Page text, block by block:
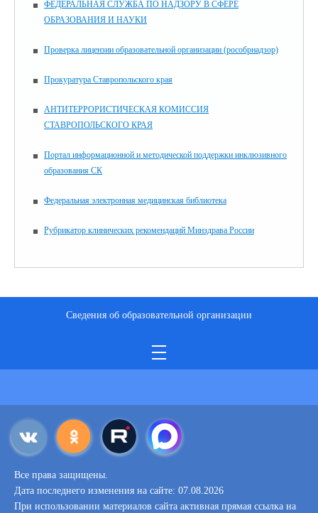
ФЕДЕРАЛЬНАЯ СЛУЖБА ПО НАДЗОРУ В СФЕРЕ
ОБРАЗОВАНИЯ И НАУКИ
Проверка лицензии образовательной организации (рособрнадзор)
Прокуратура Ставропольского края
АНТИТЕРРОРИСТИЧЕСКАЯ КОМИССИЯ
СТАВРОПОЛЬСКОГО КРАЯ
Портал информационной и методической поддержки инклюзивного
образования СК
Федеральная электронная медицинская библиотека
Рубрикатор клинических рекомендаций Минздрава России
Сведения об образовательной организации
Все права защищены.
Дата последнего изменения на сайте: 07.08.2026
При использовании материалов сайта активная прямая ссылка на